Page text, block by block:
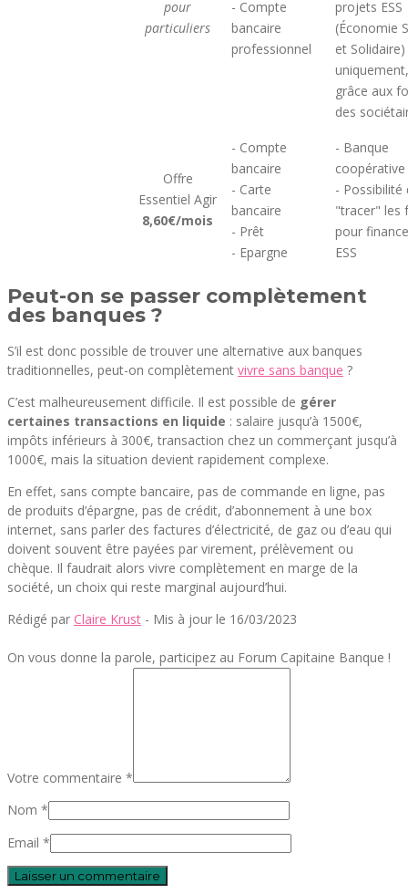
pour
particuliers
- Compte
bancaire
professionnel
projets ESS
(Économie
et Solidaire)
uniquement,
grâce aux
des
Offre
Essentiel Agir
8,60€/mois
- Compte
bancaire
- Carte
bancaire
- Prêt
- Epargne
- Banque
coopérative
- Possibilité
"tracer" les
pour
ESS
Peut-on se passer complètement
des banques ?
S’il est donc possible de trouver une alternative aux banques
traditionnelles, peut-on complètement vivre sans banque ?
C’est malheureusement difficile. Il est possible de gérer
certaines transactions en liquide : salaire jusqu’à 1500€,
impôts inférieurs à 300€, transaction chez un commerçant jusqu’à
1000€, mais la situation devient rapidement complexe.
En effet, sans compte bancaire, pas de commande en ligne, pas
de produits d’épargne, pas de crédit, d’abonnement à une box
internet, sans parler des factures d’électricité, de gaz ou d’eau qui
doivent souvent être payées par virement, prélèvement ou
chèque. Il faudrait alors vivre complètement en marge de la
société, un choix qui reste marginal aujourd’hui.
Rédigé par Claire Krust - Mis à jour le 16/03/2023
On vous donne la parole, participez au Forum Capitaine Banque !
Votre commentaire *
Nom *
Email *